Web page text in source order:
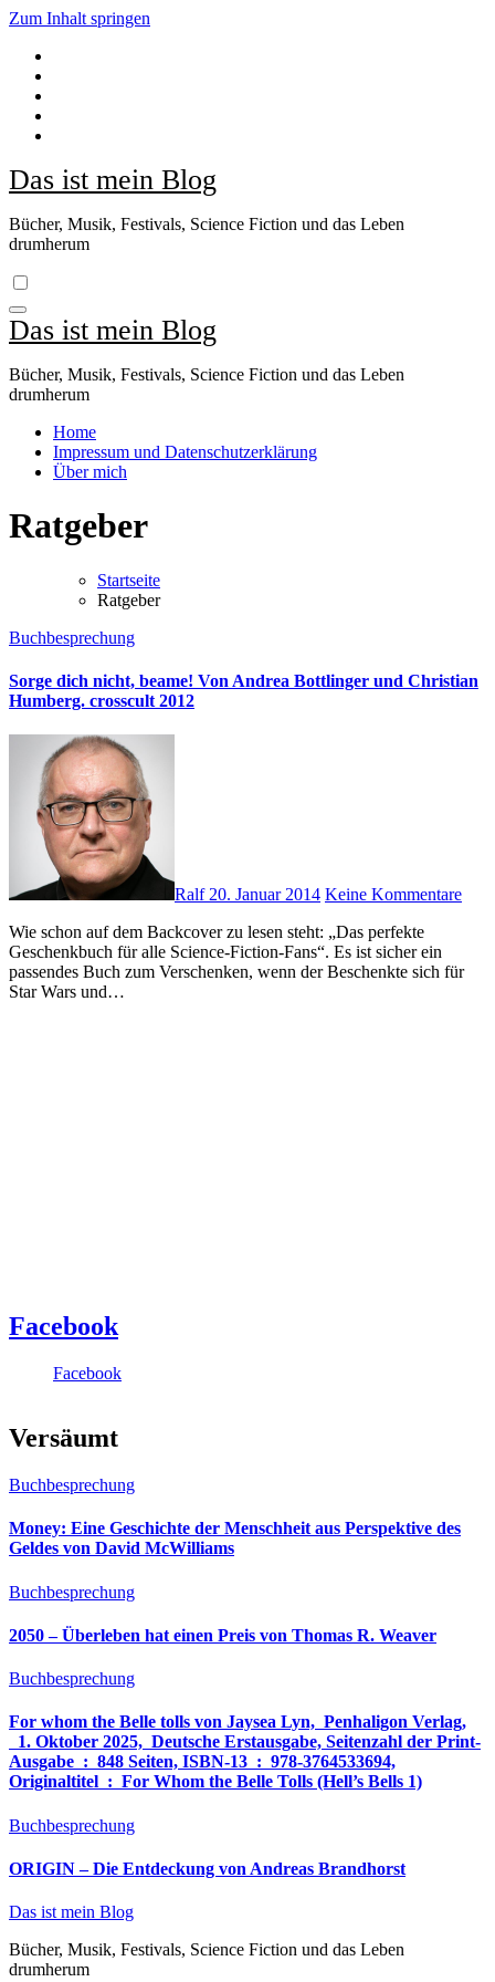
Zum Inhalt springen
Das ist mein Blog
Bücher, Musik, Festivals, Science Fiction und das Leben
drumherum
Das ist mein Blog
Bücher, Musik, Festivals, Science Fiction und das Leben
drumherum
Home
Impressum und Datenschutzerklärung
Über mich
Ratgeber
Startseite
Ratgeber
Buchbesprechung
Sorge dich nicht, beame! Von Andrea Bottlinger und Christian
Humberg. crosscult 2012
Ralf20. Januar 2014 Keine Kommentare
Wie schon auf dem Backcover zu lesen steht: „Das perfekte
Geschenkbuch für alle Science-Fiction-Fans“. Es ist sicher ein
passendes Buch zum Verschenken, wenn der Beschenkte sich für
Star Wars und…
Facebook
Facebook
Versäumt
Buchbesprechung
Money: Eine Geschichte der Menschheit aus Perspektive des
Geldes von David McWilliams
Buchbesprechung
2050 – Überleben hat einen Preis von Thomas R. Weaver
Buchbesprechung
For whom the Belle tolls von Jaysea Lyn, ‎ Penhaligon Verlag,
‎ 1. Oktober 2025, ‎ Deutsche Erstausgabe, Seitenzahl der Print-
Ausgabe ‏ : ‎ 848 Seiten, ISBN-13 ‏ : ‎ 978-3764533694,
Originaltitel ‏ : ‎ For Whom the Belle Tolls (Hell’s Bells 1)
Buchbesprechung
ORIGIN – Die Entdeckung von Andreas Brandhorst
Das ist mein Blog
Bücher, Musik, Festivals, Science Fiction und das Leben
drumherum